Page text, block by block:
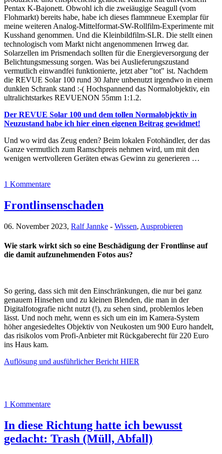
Pentax K-Bajonett. Obwohl ich die zweiäugige Seagull (vom
Flohmarkt) bereits habe, habe ich dieses flammneue Exemplar für
meine weiteren Analog-Mittelformat-SW-Rollfilm-Experimente mit
Kusshand genommen. Und die Kleinbildfilm-SLR. Die stellt einen
technologisch vom Markt nicht angenommenen Irrweg dar.
Solarzellen im Prismendach sollten für die Energieversorgung der
Belichtungsmessung sorgen. Was bei Auslieferungszustand
vermutlich einwandfei funktionierte, jetzt aber "tot" ist. Nachdem
die REVUE Solar 100 rund 30 Jahre unbenutzt irgendwo in einem
dunklen Schrank stand :-( Hochspannend das Normalobjektiv, ein
ultralichtstarkes REVUENON 55mm 1:1.2.
Der REVUE Solar 100 und dem tollen Normalobjektiv in
Neuzustand habe ich hier einen eigenen Beitrag gewidmet!
Und wo wird das Zeug enden? Beim lokalen Fotohändler, der das
Ganze vermutlich zum Ramschpreis nehmen wird, um mit den
wenigen wertvolleren Geräten etwas Gewinn zu generieren …
1 Kommentare
Frontlinsenschaden
06. November 2023, Ralf Jannke - Wissen, Ausprobieren
Wie stark wirkt sich so eine Beschädigung der Frontlinse auf
die damit aufzunehmenden Fotos aus?
So gering, dass sich mit den Einschränkungen, die nur bei ganz
genauem Hinsehen und zu kleinen Blenden, die man in der
Digitalfotografie nicht nutzt (!), zu sehen sind, problemlos leben
lässt. Und noch mehr, wenn es sich um ein im Kamera-System
höher angesiedeltes Objektiv von Neukosten um 900 Euro handelt,
das risikolos vom Profi-Anbieter mit Rückgaberecht für 220 Euro
ins Haus kam.
Auflösung und ausführlicher Bericht HIER
1 Kommentare
In diese Richtung hatte ich bewusst
gedacht: Trash (Müll, Abfall)